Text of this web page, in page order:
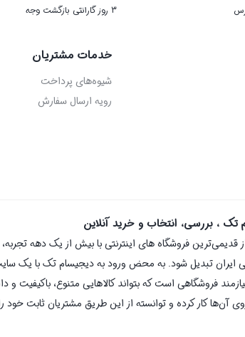
3 روز گارانتی بازگشت وجه
خدمات مشتریان
شیوه‌های پرداخت
رویه ارسال سفارش
تک ، بررسی، انتخاب و خرید آنلاین
ایران تبدیل شود. به محض ورود به دیجیسام تک با یک
فروشگاهی است که بتواند کالاهایی متنوع، باکیفیت
کار کرده و توانسته از این طریق مشتریان ثابت خود